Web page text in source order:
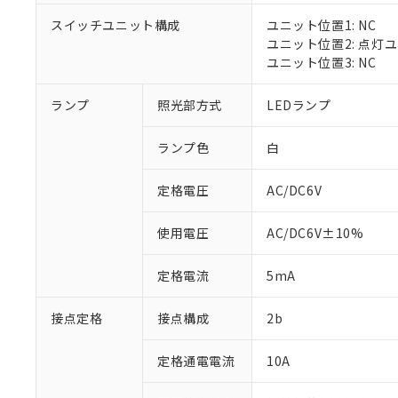
スイッチユニット構成
ユニット位置1: NC
ユニット位置2: 点灯
ユニット位置3: NC
ランプ 照光部方式 LEDランプ
ランプ色 白
定格電圧 AC/DC6V
使用電圧 AC/DC6V±10%
定格電流 5mA
接点定格 接点構成 2b
定格通電電流 10A
ご利用条件
以下の条件をお読
当社制御機
在庫状況お
のであり、
い。
当社販売員
ている必要
対応予定：EU
対応予定なし：
調査・確認中：
非該当品：ライセ
仕入先様の事情に
があります。
六価クロム(Cr(Ⅵ))
ル（DBP） 1000ppm
但し、RoHS指令で産業
フタル酸エステル類の
※2 対応予定月
※1 中国
「－」：未確認で
*中国RoHS10物質の基
Pb(鉛) :1000ppm、 Hg(
Cr(Ⅵ)(六価クロム) :
DBP(フタル酸ジブチル
「ｅ」：有害物質
う）を輸出
などの必要な
ます。
当社は貴社
当社は、貴
記
号
○ 一定数
△ 一定数
－
在庫な